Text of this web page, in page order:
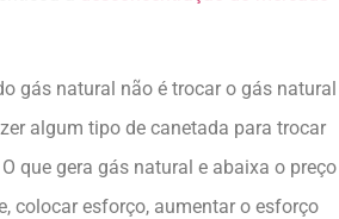
gás natural não é trocar o gás natural
algum tipo de canetada para trocar
que gera gás natural e abaixa o preço
colocar esforço, aumentar o esforço